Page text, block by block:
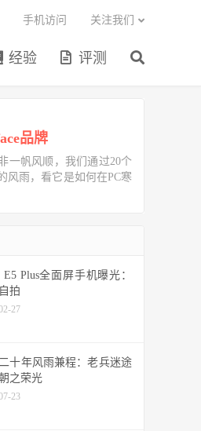
经验 评测
手机访问 关注我们
品牌
一帆风顺，我们通过20个
风雨，看它是如何在PC寒
E5 Plus全面屏手机曝光：
拍
27
十年风雨兼程：老兵迷途
之荣光
23